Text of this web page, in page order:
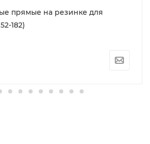
прямые на резинке для
182)